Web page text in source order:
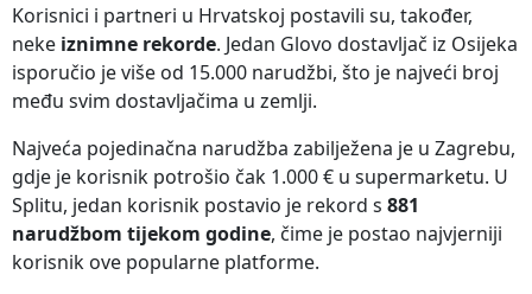
Korisnici i partneri u Hrvatskoj postavili su, također,
neke iznimne rekorde. Jedan Glovo dostavljač iz Osijeka
isporučio je više od 15.000 narudžbi, što je najveći broj
među svim dostavljačima u zemlji.
Najveća pojedinačna narudžba zabilježena je u Zagrebu,
gdje je korisnik potrošio čak 1.000 € u supermarketu. U
Splitu, jedan korisnik postavio je rekord s 881
narudžbom tijekom godine, čime je postao najvjerniji
korisnik ove popularne platforme.